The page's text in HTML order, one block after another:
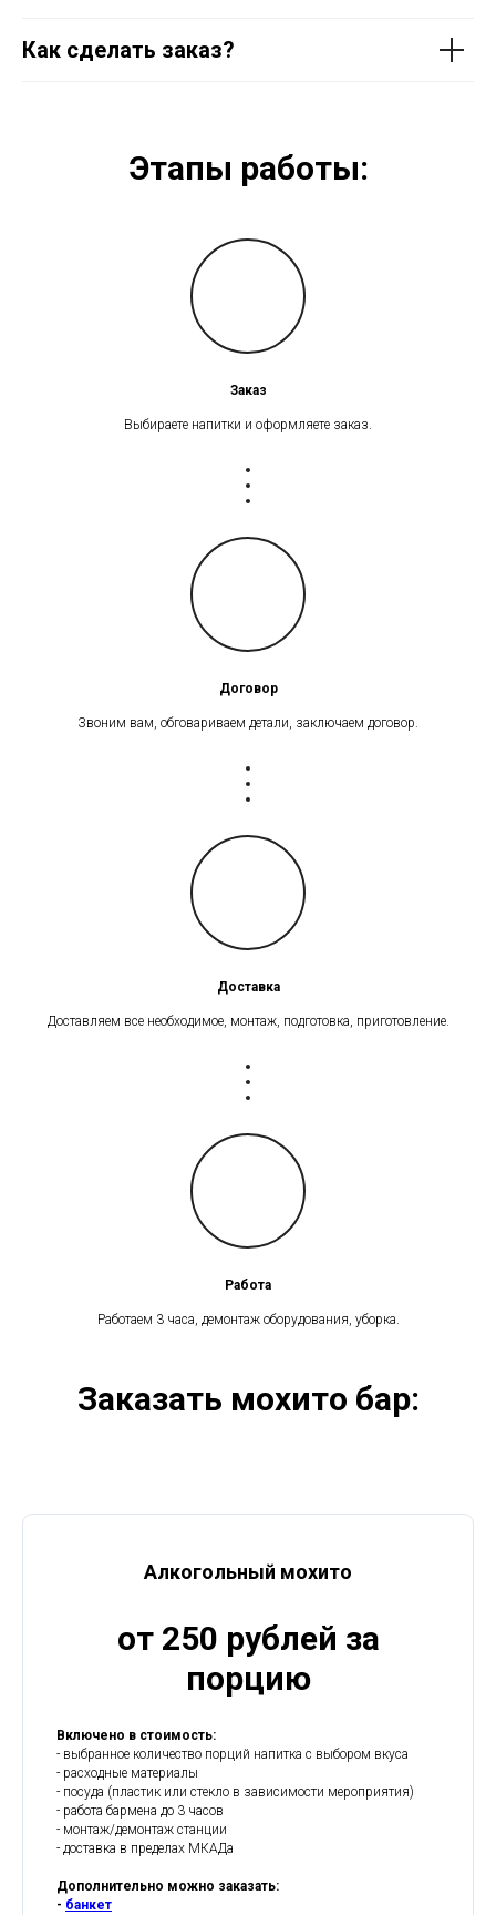
Как сделать заказ?
Этапы работы:
Заказ
Выбираете напитки и оформляете заказ.
Договор
Звоним вам, обговариваем детали, заключаем договор.
Доставка
Доставляем все необходимое, монтаж, подготовка, приготовление.
Работа
Работаем 3 часа, демонтаж оборудования, уборка.
Заказать мохито бар:
Алкогольный мохито
от 250 рублей за
порцию
Включено в стоимость:
- выбранное количество порций напитка с выбором вкуса
- расходные материалы
- посуда (пластик или стекло в зависимости мероприятия)
- работа бармена до 3 часов
- монтаж/демонтаж станции
- доставка в пределах МКАДа
Дополнительно можно заказать:
- банкет